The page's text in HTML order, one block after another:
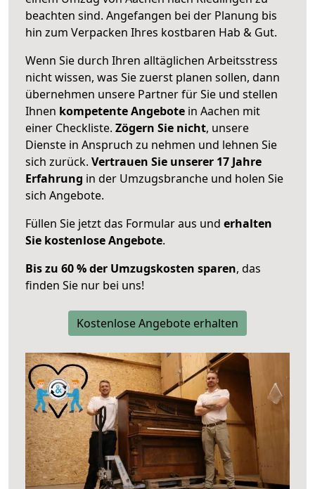
beachten sind. Angefangen bei der Planung bis
hin zum Verpacken Ihres kostbaren Hab & Gut.
Wenn Sie durch Ihren alltäglichen Arbeitsstress
nicht wissen, was Sie zuerst planen sollen, dann
übernehmen unsere Partner für Sie und stellen
Ihnen kompetente Angebote in Aachen mit
einer Checkliste. Zögern Sie nicht, unsere
Dienste in Anspruch zu nehmen und lehnen Sie
sich zurück. Vertrauen Sie unserer 17 Jahre
Erfahrung in der Umzugsbranche und holen Sie
sich Angebote.
Füllen Sie jetzt das Formular aus und erhalten
Sie kostenlose Angebote.
Bis zu 60 % der Umzugskosten sparen, das
finden Sie nur bei uns!
Kostenlose Angebote erhalten